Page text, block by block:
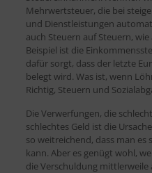
Mehrwertsteuer, die bei
und Dienstleistungen
auch Steuern auf Steuern,
Beispiel ist die
dafür sorgt, dass der letzte
belegt wird. Was ist, wenn
Richtig, Steuern und
Die Verwerfungen, die
schlechtes Geld ist die
so weitreichend, dass man
kann. Aber es genügt wohl,
die Verschuldung mittlerweile